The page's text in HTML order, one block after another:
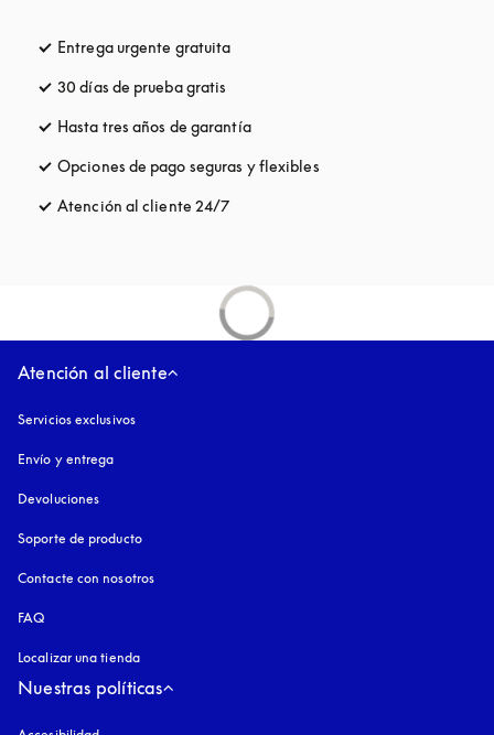
Entrega urgente gratuita
30 días de prueba gratis
Hasta tres años de garantíaapertura en una pestaña nueva
Opciones de pago seguras y flexibles
Atención al cliente 24/7
Atención al cliente
Servicios exclusivos
Envío y entrega
Devoluciones
Soporte de producto
Contacte con nosotros
FAQ
Localizar una tienda
Nuestras políticas